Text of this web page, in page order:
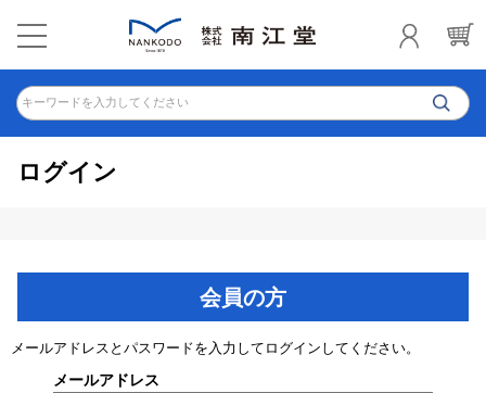
キーワードを入力してください
ログイン
会員の方
メールアドレスとパスワードを入力してログインしてください。
メールアドレス